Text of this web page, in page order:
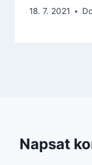
18. 7. 2021
Napsat